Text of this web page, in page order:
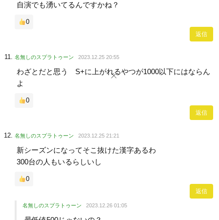
自演でも湧いてるんですかね？
0
返信
名無しのスプラトゥーン 2023.12.25 20:55
わざとだと思う S+に上がれるやつが1000以下にはならん
よ
0
返信
名無しのスプラトゥーン 2023.12.25 21:21
新シーズンになってそこ抜けた漢字あるわ
300台の人もいるらしいし
0
返信
名無しのスプラトゥーン 2023.12.26 01:05